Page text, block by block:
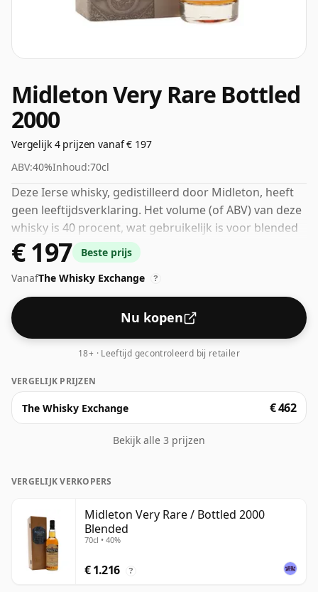
Midleton Very Rare Bottled
2000
Vergelijk 4 prijzen vanaf € 197
ABV:40%Inhoud:70cl
Deze Ierse whisky, gedistilleerd door Midleton, heeft
geen leeftijdsverklaring. Het volume (of ABV) van deze
whisky is 40 procent, wat gebruikelijk is voor blended
Scotch, hoewel veel single malts-whisky's
tegenwoordig op hogere sterktes worden gebotteld.
De flesgrootte is 70cl.
€ 197
Beste prijs
VanafThe Whisky Exchange ?
Nu kopen
18+ · Leeftijd gecontroleerd bij retailer
VERGELIJK PRIJZEN
The Whisky Exchange € 462
Bekijk alle 3 prijzen
VERGELIJK VERKOPERS
Midleton Very Rare / Bottled 2000
Blended
70cl • 40%
€ 1.216 ?